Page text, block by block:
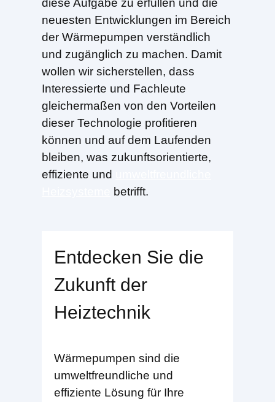
diese Aufgabe zu erfüllen und die
neuesten Entwicklungen im Bereich
der Wärmepumpen verständlich
und zugänglich zu machen. Damit
wollen wir sicherstellen, dass
Interessierte und Fachleute
gleichermaßen von den Vorteilen
dieser Technologie profitieren
können und auf dem Laufenden
bleiben, was zukunftsorientierte,
effiziente und
betrifft.
Entdecken Sie die
Zukunft der
Heiztechnik
Wärmepumpen sind die
umweltfreundliche und
effiziente Lösung für Ihre